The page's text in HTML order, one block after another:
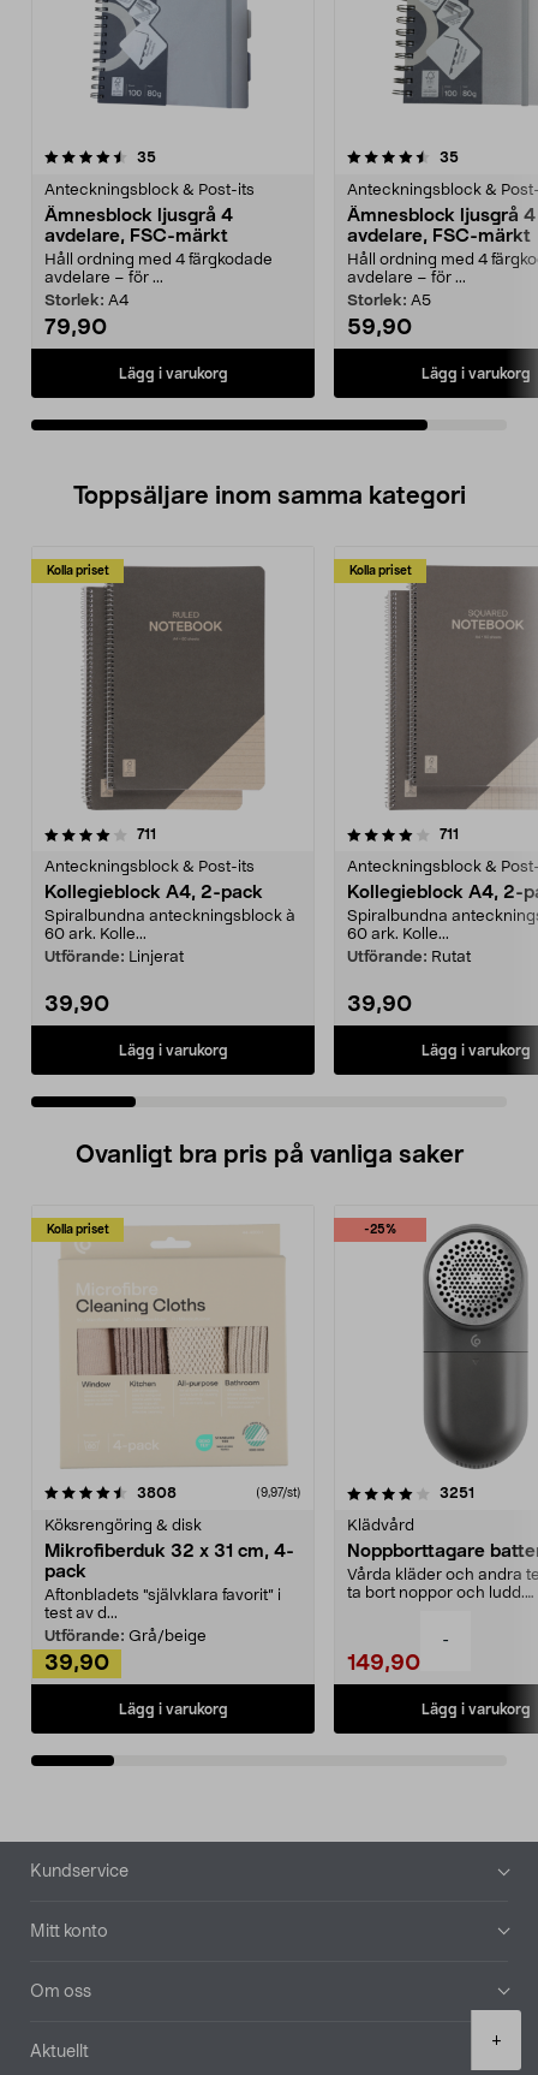
-
+
35recensioner
Anteckningsblock & Post-its
Ämnesblock ljusgrå 4
avdelare, FSC-märkt
Håll ordning med 4 färgkodade
avdelare – för ...
Storlek: A4
79,90
Lägg i varukorg
4.5av 5 stjärnor 35recensioner
Anteckningsblock &
Ämnesblock ljusgrå 4
avdelare, FSC-märkt
Håll ordning med 4
avdelare – för ...
Storlek: A5
59,90
Lägg i varukorg
Toppsäljare inom samma kategori
Kolla priset
711
Anteckningsblock & Post-its
Kollegieblock A4, 2-pack
Spiralbundna anteckningsblock à
60 ark. Kolle...
Utförande: Linjerat
39,90
Lägg i varukorg
Kolla priset
4.0 av 5 stjärnor 711
Anteckningsblock &
Kollegieblock A4, 2-
Spiralbundna
60 ark. Kolle...
Utförande: Rutat
39,90
Lägg i varukorg
4.5 av 5 stjärnor
Ovanligt bra pris på vanliga saker
Kolla priset
3808recensioner (9,97/st)
Köksrengöring & disk
Mikrofiberduk 32 x 31 cm, 4-
pack
Aftonbladets "självklara favorit” i
test av d...
Utförande: Grå/beige
39,90
Lägg i varukorg
-25%
4.0av 5 stjärnor 3251
Klädvård
Noppborttagare
Vårda kläder och andra
ta bort noppor och ludd.
149,90
Lägg i varukorg
4.5av 5 stjärnor
Sidfot
Kundservice
Mitt konto
Om oss
Aktuellt